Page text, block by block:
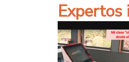
Expertos